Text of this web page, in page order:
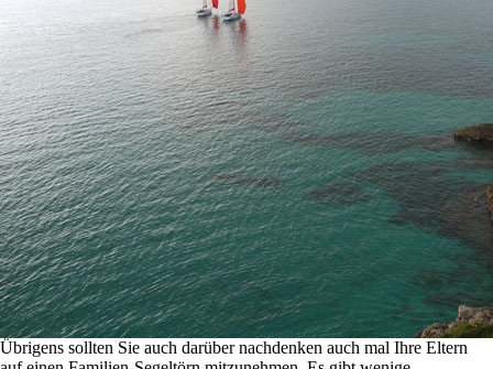
Übrigens sollten Sie auch darüber nachdenken auch mal Ihre Eltern